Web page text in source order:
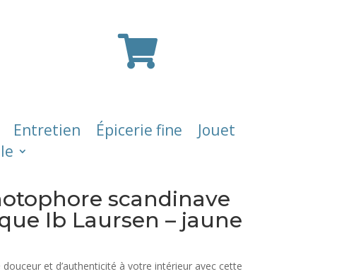

Entretien Épicerie fine
Jouet
scandinave
Ib Laursen – jaune
et d’authenticité à votre intérieur avec cette